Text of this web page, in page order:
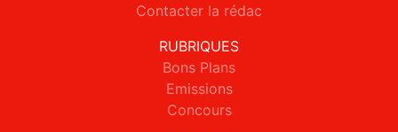
Contacter la rédac
RUBRIQUES
Bons Plans
Emissions
Concours